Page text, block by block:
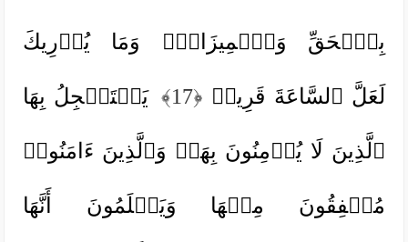
بِٱلۡحَقِّ وَٱلۡمِیزَانَۗ وَمَا یُدۡرِیكَ
لَعَلَّ ٱلسَّاعَةَ قَرِیبࣱ ﴿17﴾ یَسۡتَعۡجِلُ بِهَا
ٱلَّذِینَ لَا یُؤۡمِنُونَ بِهَاۖ وَٱلَّذِینَ ءَامَنُوا۟
مُشۡفِقُونَ مِنۡهَا وَیَعۡلَمُونَ أَنَّهَا